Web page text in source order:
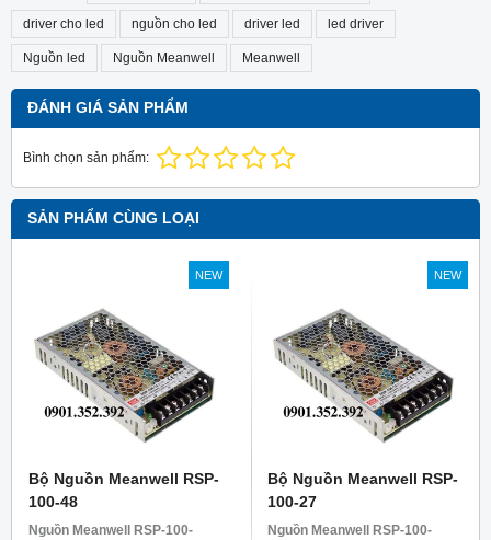
driver cho led nguồn cho led driver led led driver
Nguồn led Nguồn Meanwell Meanwell
ĐÁNH GIÁ SẢN PHẨM
Bình chọn sản phẩm:
SẢN PHẨM CÙNG LOẠI
NEW
Bộ Nguồn Meanwell RSP-
100-48
Nguồn Meanwell RSP-100-
NEW
Bộ Nguồn Meanwell RSP-
100-27
Nguồn Meanwell RSP-100-